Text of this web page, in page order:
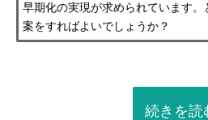
早期化の実現が求められています
案をすればよいでしょうか？
続きを読